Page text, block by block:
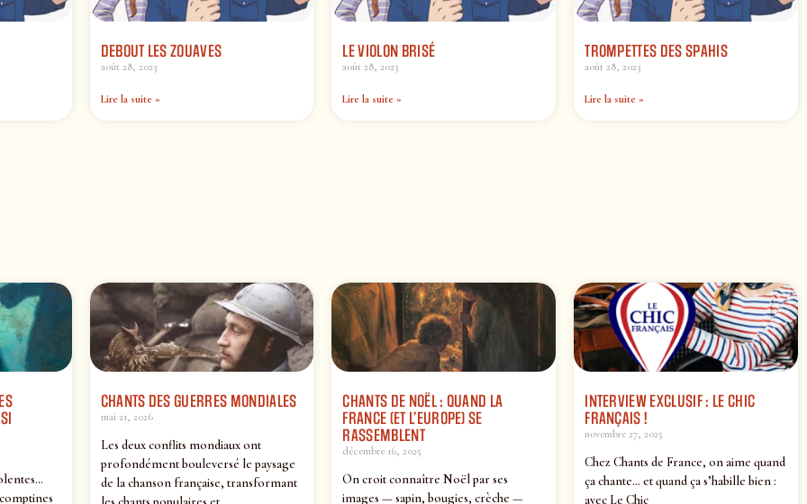
DEBOUT LES ZOUAVES
août 28, 2023
Lire la suite »
LE VIOLON BRISÉ
août 28, 2023
Lire la suite »
TROMPETTES DES SPAHIS
août 28, 2023
Lire la suite »
CHANTS DES GUERRES MONDIALES
mai 21, 2026
Les deux conflits mondiaux ont
profondément bouleversé le paysage
de la chanson française, transformant
CHANTS DE NOËL : QUAND LA
FRANCE (ET L’EUROPE) SE
RASSEMBLENT
décembre 16, 2025
On croit connaître Noël par ses
images — sapin, bougies, crèche —
INTERVIEW EXCLUSIF : LE CHIC
FRANÇAIS !
novembre 27, 2025
Chez Chants de France, on aime quand
ça chante… et quand ça s’habille bien :
avec Le Chic